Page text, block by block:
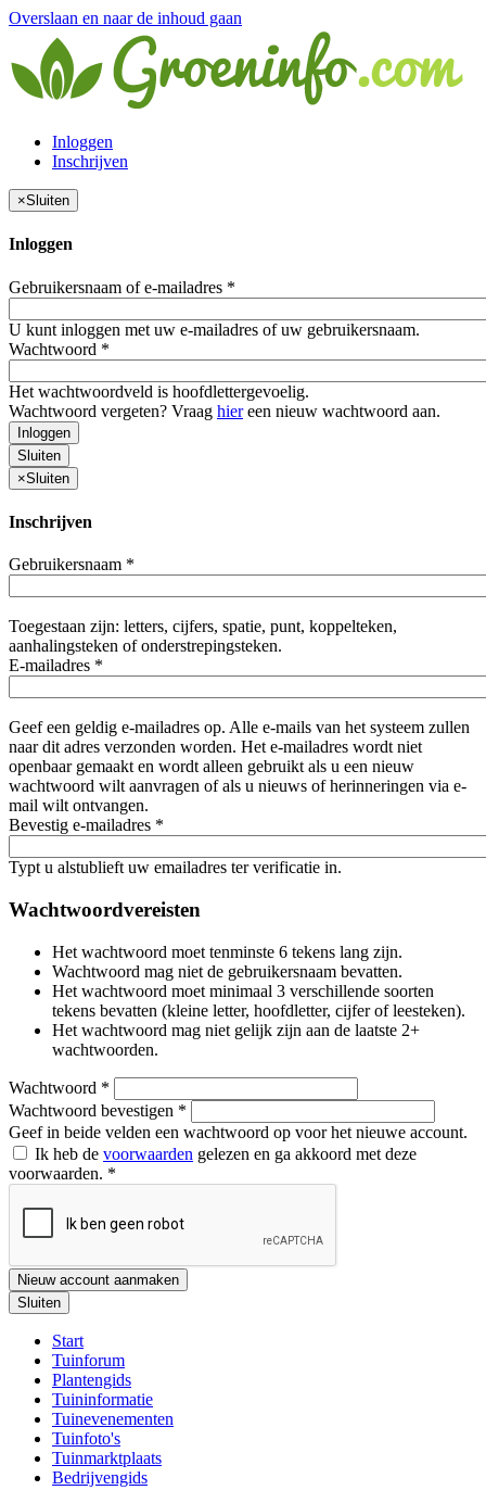
Overslaan en naar de inhoud gaan
Inloggen
Inschrijven
×Sluiten
Inloggen
Gebruikersnaam of e-mailadres *
U kunt inloggen met uw e-mailadres of uw gebruikersnaam.
Wachtwoord *
Het wachtwoordveld is hoofdlettergevoelig.
Wachtwoord vergeten? Vraag hiereen nieuw wachtwoord aan.
Inloggen
Sluiten
×Sluiten
Inschrijven
Gebruikersnaam *
Toegestaan zijn: letters, cijfers, spatie, punt, koppelteken,
aanhalingsteken of onderstrepingsteken.
E-mailadres *
Geef een geldig e-mailadres op. Alle e-mails van het systeem zullen
naar dit adres verzonden worden. Het e-mailadres wordt niet
openbaar gemaakt en wordt alleen gebruikt als u een nieuw
wachtwoord wilt aanvragen of als u nieuws of herinneringen via e-
mail wilt ontvangen.
Bevestig e-mailadres *
Typt u alstublieft uw emailadres ter verificatie in.
Wachtwoordvereisten
Het wachtwoord moet tenminste 6 tekens lang zijn.
Wachtwoord mag niet de gebruikersnaam bevatten.
Het wachtwoord moet minimaal 3 verschillende soorten
tekens bevatten (kleine letter, hoofdletter, cijfer of leesteken).
Het wachtwoord mag niet gelijk zijn aan de laatste 2+
wachtwoorden.
Wachtwoord *
Wachtwoord bevestigen *
Geef in beide velden een wachtwoord op voor het nieuwe account.
Ik heb de voorwaarden gelezen en ga akkoord met deze
voorwaarden. *
Nieuw account aanmaken
Sluiten
Start
Tuinforum
Plantengids
Tuininformatie
Tuinevenementen
Tuinfoto's
Tuinmarktplaats
Bedrijvengids